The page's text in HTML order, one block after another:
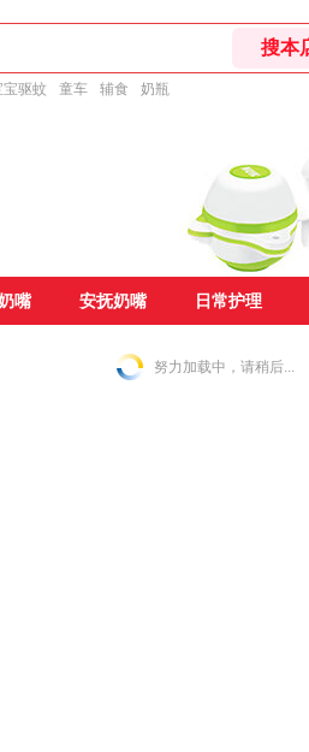
宝驱蚊 童车 辅食 奶瓶
嘴 安抚奶嘴 日常护理
努力加载中，请稍后...